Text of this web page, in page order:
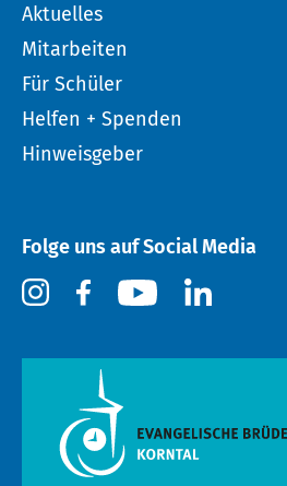
Aktuelles
Mitarbeiten
Für Schüler
Helfen + Spenden
Hinweisgeber
Folge uns auf Social Media